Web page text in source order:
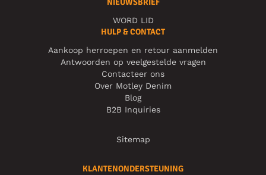
NIEUWSBRIEF
WORD LID
HULP & CONTACT
Aankoop herroepen en retour aanmelden
Antwoorden op veelgestelde vragen
Contacteer ons
Over Motley Denim
Blog
B2B Inquiries
Sitemap
KLANTENONDERSTEUNING